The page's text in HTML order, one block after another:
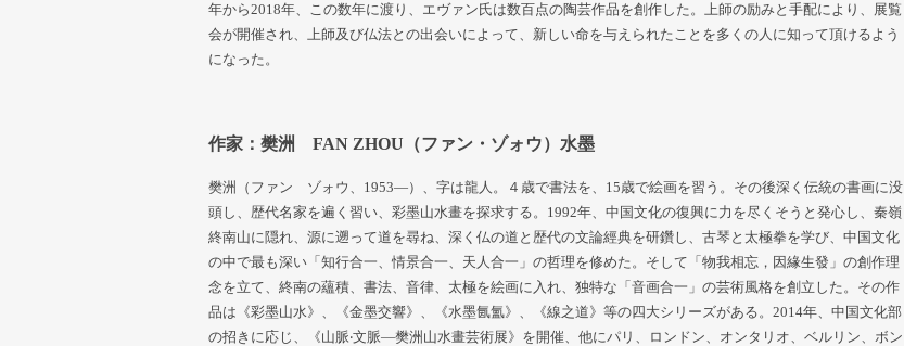
年から2018年、この数年に渡り、エヴァン氏は数百点の陶芸作品を創作した。上師の励みと手配により、展覧
会が開催され、上師及び仏法との出会いによって、新しい命を与えられたことを多くの人に知って頂けるよう
になった。
作家：樊洲 FAN ZHOU（ファン・ゾォウ）水墨
樊洲（ファン ゾォウ、1953—）、字は龍人。４歳で書法を、15歳で絵画を習う。その後深く伝統の書画に没
頭し、歴代名家を遍く習い、彩墨山水畫を探求する。1992年、中国文化の復興に力を尽くそうと発心し、秦嶺
終南山に隠れ、源に遡って道を尋ね、深く仏の道と歴代の文論經典を研鑽し、古琴と太極拳を学び、中国文化
の中で最も深い「知行合一、情景合一、天人合一」の哲理を修めた。そして「物我相忘，因緣生發」の創作理
念を立て、終南の蘊積、書法、音律、太極を絵画に入れ、独特な「音画合一」の芸術風格を創立した。その作
品は《彩墨山水》、《金墨交響》、《水墨氤氳》、《線之道》等の四大シリーズがある。2014年、中国文化部
の招きに応じ、《山脈‧文脈—樊洲山水畫芸術展》を開催、他にパリ、ロンドン、オンタリオ、ベルリン、ボン